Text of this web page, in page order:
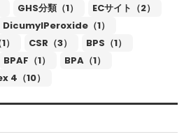
GHS分類（1）
ECサイト（2）
DicumylPeroxide（1）
CSR（3）
BPS（1）
BPAF（1）
BPA（1）
4（10）